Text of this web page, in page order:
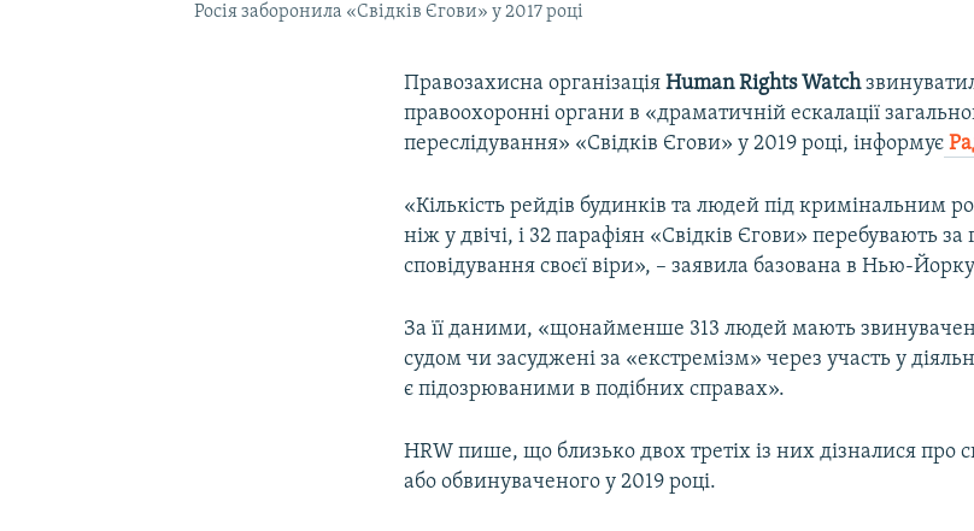
Росія заборонила «Свідків Єгови» у 2017 році
Правозахисна організаціяHuman Rights Watch
правоохоронні органи в «драматичній ескалації
переслідування» «Свідків Єгови» у 2019 році, інформує
«Кількість рейдів будинків та людей під кримінальним
ніж у двічі, і 32 парафіян «Свідків Єгови» перебувають
сповідування своєї віри», – заявила базована в Нью-Йорку
За її даними, «щонайменше 313 людей мають
судом чи засуджені за «екстремізм» через участь у
є підозрюваними в подібних справах».
HRW пише, що близько двох третіх із них дізналися про
або обвинуваченого у 2019 році.